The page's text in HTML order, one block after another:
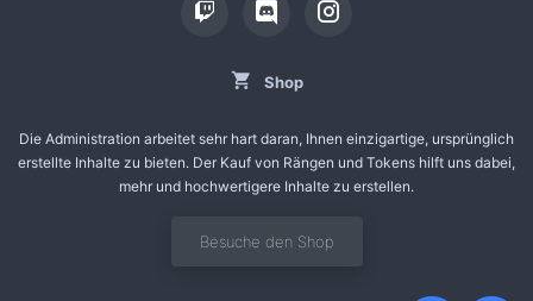
Shop
Die Administration arbeitet sehr hart daran, Ihnen einzigartige, ursprünglich
erstellte Inhalte zu bieten. Der Kauf von Rängen und Tokens hilft uns dabei,
mehr und hochwertigere Inhalte zu erstellen.
Besuche den Shop